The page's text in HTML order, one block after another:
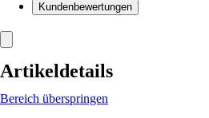
Kundenbewertungen
Artikeldetails
Bereich überspringen